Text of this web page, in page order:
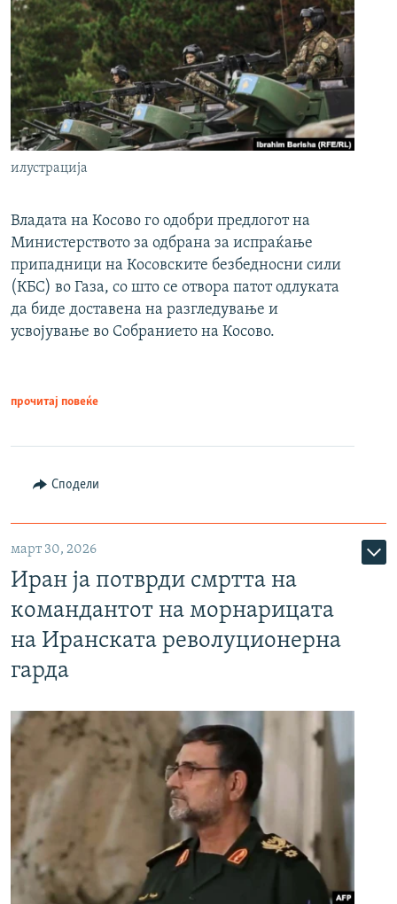
илустрација
Владата на Косово го одобри предлогот на
Министерството за одбрана за испраќање
припадници на Косовските безбедносни сили
(КБС) во Газа, со што се отвора патот одлуката
да биде доставена на разгледување и
усвојување во Собранието на Косово.
прочитај повеќе
Сподели
март 30, 2026
Иран ја потврди смртта на
командантот на морнарицата
на Иранската револуционерна
гарда